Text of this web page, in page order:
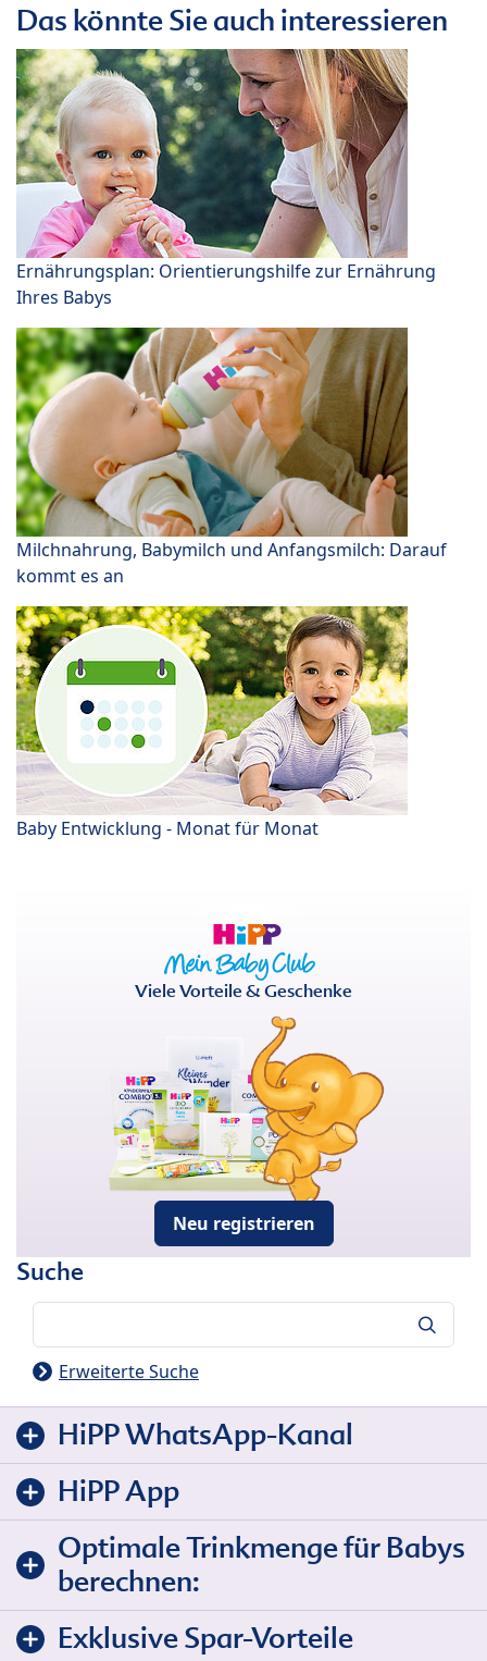
Das könnte Sie auch interessieren
Ernährungsplan: Orientierungshilfe zur Ernährung
Ihres Babys
Milchnahrung, Babymilch und Anfangsmilch: Darauf
kommt es an
Baby Entwicklung - Monat für Monat
Viele Vorteile & Geschenke
Neu registrieren
Suche
Erweiterte Suche
HiPP WhatsApp-Kanal
HiPP App
Optimale Trinkmenge für Babys
berechnen:
Exklusive Spar-Vorteile